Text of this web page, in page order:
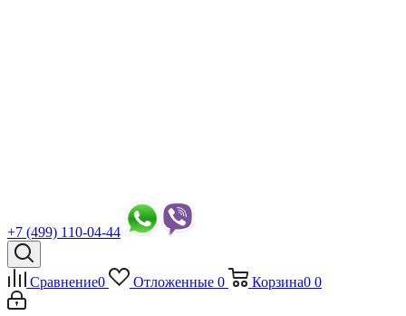
+7 (499) 110-04-44
Сравнение0 Отложенные 0 Корзина0 0